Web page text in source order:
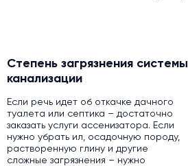
Степень загрязнения системы
канализации
Если речь идет об откачке дачного
туалета или септика – достаточно
заказать услуги ассенизатора. Если
нужно убрать ил, осадочную породу,
растворенную глину и другие
сложные загрязнения – нужно